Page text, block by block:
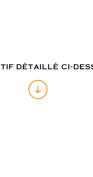
détaillé ci-